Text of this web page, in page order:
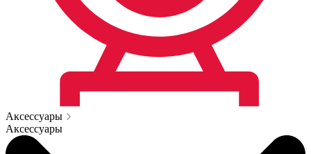
Аксессуары
Аксессуары